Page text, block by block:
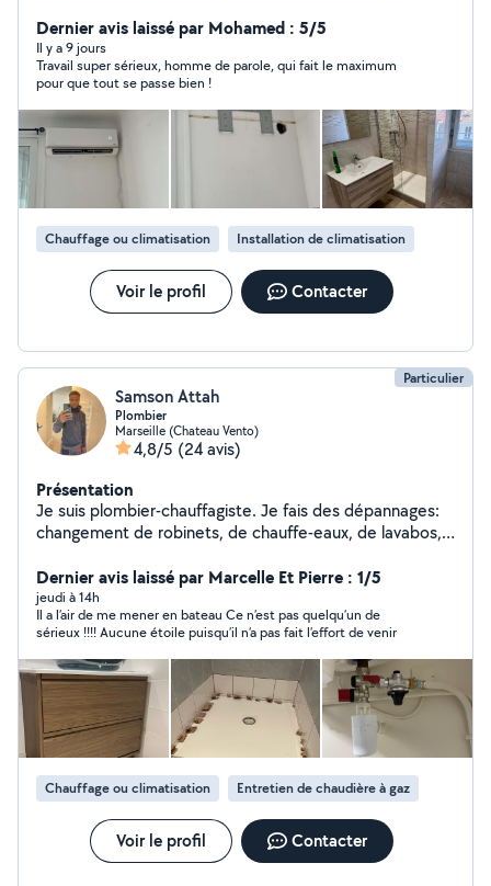
installation chauffage et chaudière / installation des
climatiseurs.
Dernier avis laissé par Mohamed : 5/5
Il y a 9 jours
Travail super sérieux, homme de parole, qui fait le maximum
pour que tout se passe bien !
Chauffage ou climatisation Installation de climatisation
Voir le profil Contacter
Particulier
Samson Attah
Plombier
Marseille (Chateau Vento)
4,8/5 (24 avis)
Présentation
Je suis plombier-chauffagiste. Je fais des dépannages:
changement de robinets, de chauffe-eaux, de lavabos,
anglais si besoin.
Dernier avis laissé par Marcelle Et Pierre : 1/5
jeudi à 14h
Il a l’air de me mener en bateau Ce n’est pas quelqu’un de
sérieux !!!! Aucune étoile puisqu’il n’a pas fait l’effort de venir
Chauffage ou climatisation Entretien de chaudière à gaz
Voir le profil Contacter